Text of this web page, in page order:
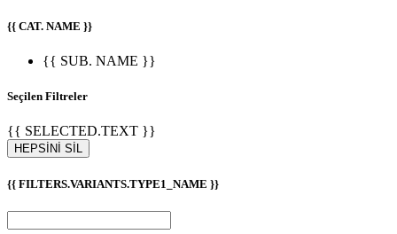
{{ CAT. NAME }}
{{ SUB. NAME }}
Seçilen Filtreler
{{ SELECTED.TEXT }}
HEPSİNİ SİL
{{ FILTERS.VARIANTS.TYPE1_NAME }}